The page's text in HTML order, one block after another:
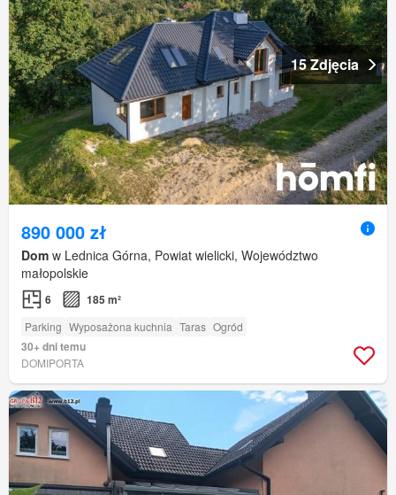
15 Zdjęcia
890 000 zł
Dom w Lednica Górna, Powiat wielicki, Województwo
małopolskie
6 185 m²
Parking Wyposażona kuchnia Taras Ogród
30+ dni temu
DOMIPORTA